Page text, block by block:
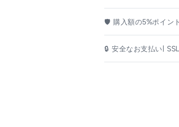
🛡️ 購入額の5%ポイン
🔒 安全なお支払い|